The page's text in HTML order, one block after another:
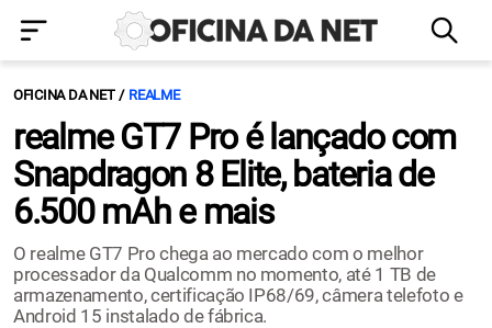
OFICINA DA NET REALME
realme GT7 Pro é lançado com
Snapdragon 8 Elite, bateria de
6.500 mAh e mais
O realme GT7 Pro chega ao mercado com o melhor
processador da Qualcomm no momento, até 1 TB de
armazenamento, certificação IP68/69, câmera telefoto e
Android 15 instalado de fábrica.